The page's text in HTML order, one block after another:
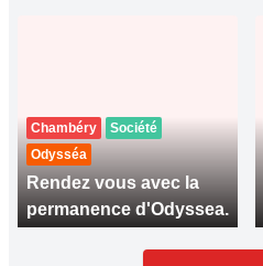
Chambéry
Société
Odysséa
Rendez vous avec la
permanence d'Odyssea.